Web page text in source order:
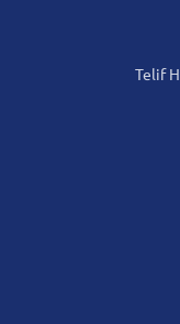
Telif